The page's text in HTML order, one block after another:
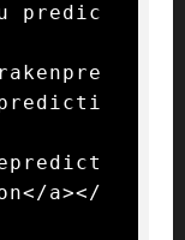
predic
a></